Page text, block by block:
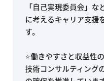
「自己実現委員会」
に考えるキャリア支援
す。
⭐働きやすさと収益性
技術コンサルティング